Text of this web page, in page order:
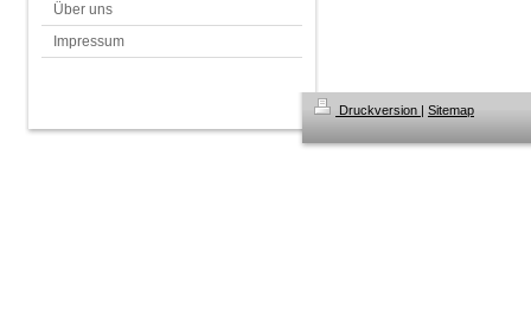
Über uns
Impressum
Druckversion | Sitemap